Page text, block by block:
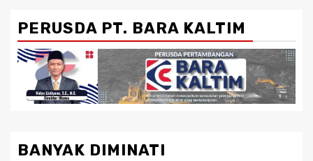
PERUSDA PT. BARA KALTIM
BANYAK DIMINATI